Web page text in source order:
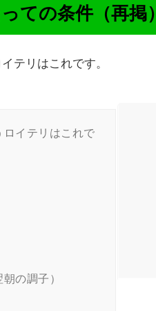
ての条件（再掲）
テリはこれです。
イテリはこれで
の調子）